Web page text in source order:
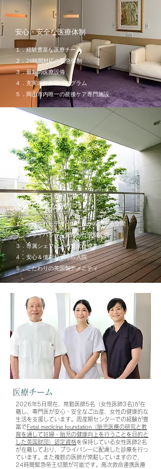
安心・安全な医療体制
１．経験豊富な医療チーム
２．24時間対応の緊急体制
３．最新の医療設備
４．充実の妊娠期プログラム
​５．岡山市内唯一の産後ケア専門施設
上質で快適な空間
１．洗練されたデザインと温かみのある空間
２．プライバシーを重視した個室完備
３．専属シェフによる贅沢な食事
４．安心＆便利な手ぶら入院
５．こだわりの英国製アメニティ
医療チーム
2026年5月現在、常勤医師5名（女性医師3名)が在
籍し、専門医が安心・安全なご出産、女性の健康的な
生活を支援しています。
周産期センターでの経験が豊
富でFetal medicine foundation（胎児医療の研究と教
育を通して妊婦・胎児の健康向上を行うことを目的と
した英国財団）認定資格を保持している女性医師2名
が在籍しており、プライバシーに配慮した診療を行っ
ています。また複数の医師が常駐していますので、
24時間緊急帝王切開が可能です。高次救命連携医療